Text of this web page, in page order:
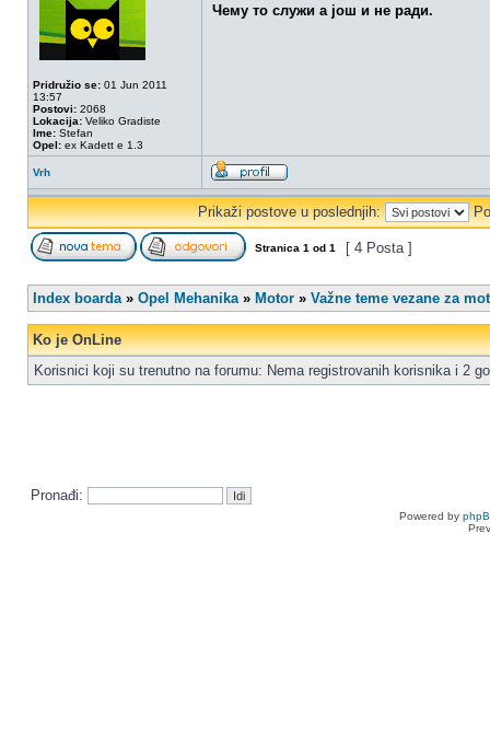
Pridružio se: 01 Jun 2011
13:57
Postovi: 2068
Lokacija: Veliko Gradiste
Ime: Stefan
Opel: ex Kadett e 1.3
Чему то служи а још и не ради.
Vrh
Prikaži postove u poslednjih:
Stranica 1 od 1 [ 4 Posta ]
Index boarda» Opel Mehanika» Motor » Važne teme vezane za
Ko je OnLine
Korisnici koji su trenutno na forumu: Nema registrovanih korisnika i 2
Pronađi:
Powered by